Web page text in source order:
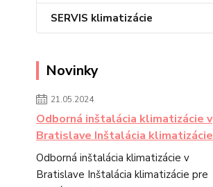
SERVIS klimatizácie
Novinky
21.05.2024
Odborná inštalácia klimatizácie v
Bratislave Inštalácia klimatizácie
Odborná inštalácia klimatizácie v
Bratislave Inštalácia klimatizácie pre